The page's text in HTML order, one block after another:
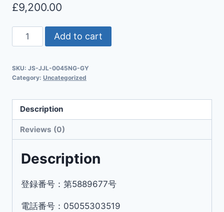
£9,200.00
Add to cart
SKU: JS-JJL-0045NG-GY
Category: Uncategorized
Description
Reviews (0)
Description
登録番号：第5889677号
電話番号：05055303519